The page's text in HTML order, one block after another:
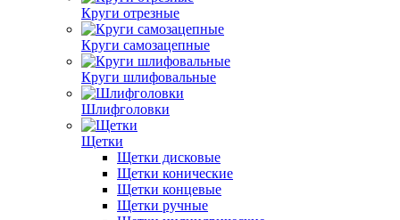
Круги отрезные
Круги самозацепные
Круги шлифовальные
Шлифголовки
Щетки
Щетки дисковые
Щетки конические
Щетки концевые
Щетки ручные